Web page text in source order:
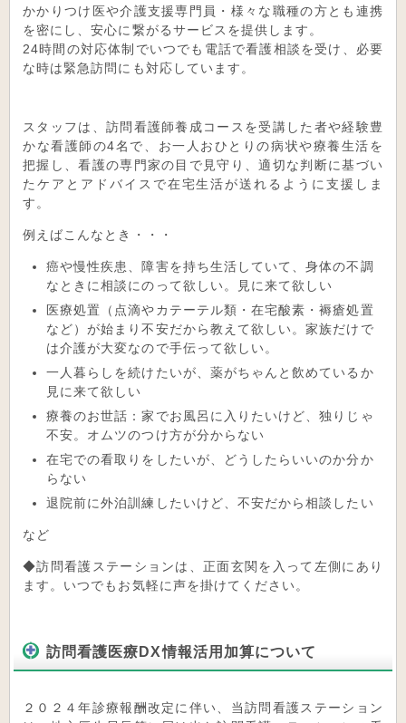
かかりつけ医や介護支援専門員・様々な職種の方とも連携
を密にし、安心に繋がるサービスを提供します。
24時間の対応体制でいつでも電話で看護相談を受け、必要
な時は緊急訪問にも対応しています。
スタッフは、訪問看護師養成コースを受講した者や経験豊
かな看護師の4名で、お一人おひとりの病状や療養生活を
把握し、看護の専門家の目で見守り、適切な判断に基づい
たケアとアドバイスで在宅生活が送れるように支援しま
す。
例えばこんなとき・・・
癌や慢性疾患、障害を持ち生活していて、身体の不調
なときに相談にのって欲しい。見に来て欲しい
医療処置（点滴やカテーテル類・在宅酸素・褥瘡処置
など）が始まり不安だから教えて欲しい。家族だけで
は介護が大変なので手伝って欲しい。
一人暮らしを続けたいが、薬がちゃんと飲めているか
見に来て欲しい
療養のお世話：家でお風呂に入りたいけど、独りじゃ
不安。オムツのつけ方が分からない
在宅での看取りをしたいが、どうしたらいいのか分か
らない
退院前に外泊訓練したいけど、不安だから相談したい
など
◆訪問看護ステーションは、正面玄関を入って左側にあり
ます。いつでもお気軽に声を掛けてください。
訪問看護医療DX情報活用加算について
２０２４年診療報酬改定に伴い、当訪問看護ステーション